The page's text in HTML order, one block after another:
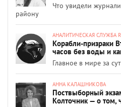
Что увидели
району
АНАЛИТИЧЕСКАЯ СЛУЖБА
Корабли-призраки
часов без воды и
Главное в мире за
АННА КАЛАШНИКОВА
Поствыборный
Колточник — о том,